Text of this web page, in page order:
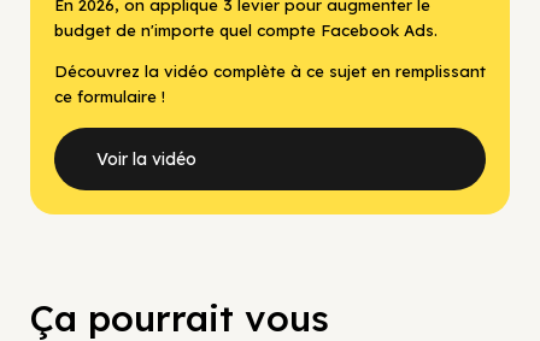
En 2026, on applique 3 levier pour augmenter le
budget de n'importe quel compte Facebook Ads.
Découvrez la vidéo complète à ce sujet en remplissant
ce formulaire !
Voir la vidéo
Ça pourrait vous